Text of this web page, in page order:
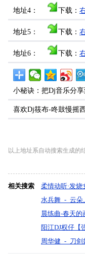
地址4： 下载：
地址5： 下载：
地址6： 下载：
小秘诀：把Dj音乐分
喜欢Dj筱布-咚鼓慢摇
以上地址系自动搜索生成的
相关搜索
柔情动听·发烧
我的传说》车
领域-dj贝奇mix
水兵舞_-_云朵
旦布）『默寫
晨练曲-春天的
原创
阳江DJ权仔【
文《Electro》
周华健_-_刀剑